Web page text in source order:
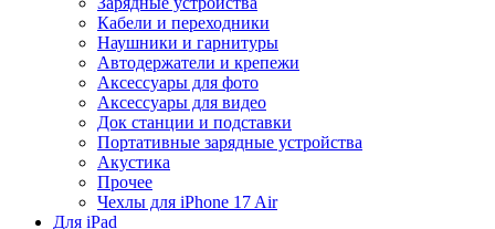
Кабели и переходники
Наушники и гарнитуры
Автодержатели и крепежи
Аксессуары для фото
Аксессуары для видео
Док станции и подставки
Портативные зарядные устройства
Акустика
Прочее
Чехлы для iPhone 17 Air
Для iPad